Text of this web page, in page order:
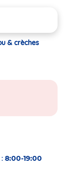
& crèches
8:00-19:00